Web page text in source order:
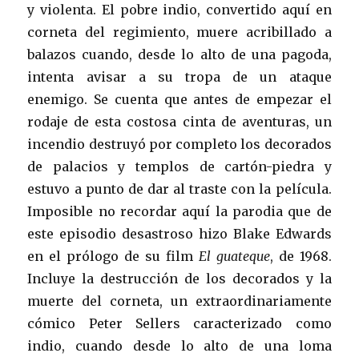
y violenta. El pobre indio, convertido aquí en
corneta del regimiento, muere acribillado a
balazos cuando, desde lo alto de una pagoda,
intenta avisar a su tropa de un ataque
enemigo. Se cuenta que antes de empezar el
rodaje de esta costosa cinta de aventuras, un
incendio destruyó por completo los decorados
de palacios y templos de cartón-piedra y
estuvo a punto de dar al traste con la película.
Imposible no recordar aquí la parodia que de
este episodio desastroso hizo Blake Edwards
en el prólogo de su film El guateque, de 1968.
Incluye la destrucción de los decorados y la
muerte del corneta, un extraordinariamente
cómico Peter Sellers caracterizado como
indio, cuando desde lo alto de una loma